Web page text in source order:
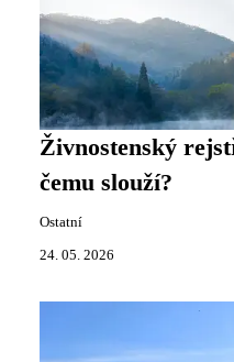
Živnostenský
čemu slouží?
Ostatní
24. 05. 2026